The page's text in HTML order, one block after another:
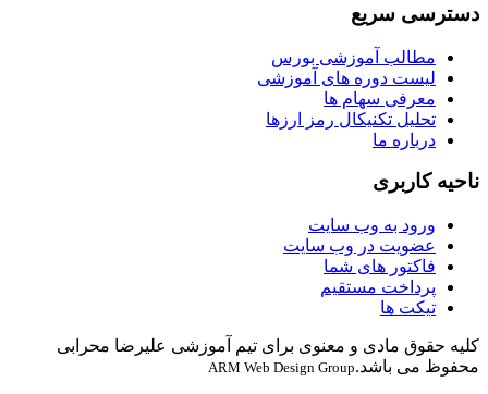
دسترسی سریع
مطالب آموزشی بورس
لیست دوره های آموزشی
معرفی سهام ها
تحلیل تکنیکال رمز ارزها
درباره ما
ناحیه کاربری
ورود به وب سایت
عضویت در وب سایت
فاکتور های شما
پرداخت مستقیم
تیکت ها
کلیه حقوق مادی و معنوی برای تیم آموزشی علیرضا محرابی
محفوظ می باشد.ARM Web Design Group